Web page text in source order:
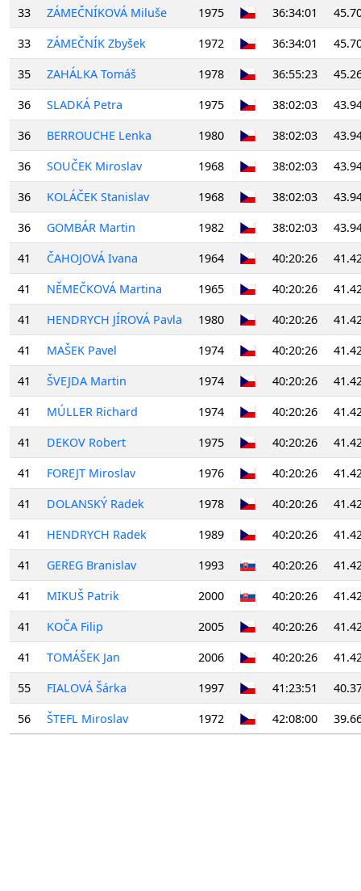
33
ZÁMEČNÍKOVÁ Miluše 1975 36:34:01
33
ZÁMEČNÍK Zbyšek 1972 36:34:01
35
ZAHÁLKA Tomáš 1978 36:55:23
36
SLADKÁ Petra 1975 38:02:03
36
BERROUCHE Lenka 1980 38:02:03
36
SOUČEK Miroslav 1968 38:02:03
36
KOLÁČEK Stanislav 1968 38:02:03
36
GOMBÁR Martin 1982 38:02:03
41
ČAHOJOVÁ Ivana 1964 40:20:26
41
NĚMEČKOVÁ Martina 1965 40:20:26
41
HENDRYCH JÍROVÁ Pavla 1980 40:20:26
41
MAŠEK Pavel 1974 40:20:26
41
ŠVEJDA Martin 1974 40:20:26
41
MÚLLER Richard 1974 40:20:26
41
DEKOV Robert 1975 40:20:26
41
FOREJT Miroslav 1976 40:20:26
41
DOLANSKÝ Radek 1978 40:20:26
41
HENDRYCH Radek 1989 40:20:26
41
GEREG Branislav 1993 40:20:26
41
MIKUŠ Patrik 2000 40:20:26
41
KOČA Filip 2005 40:20:26
41
TOMÁŠEK Jan 2006 40:20:26
55
FIALOVÁ Šárka 1997 41:23:51
56
ŠTEFL Miroslav 1972 42:08:00